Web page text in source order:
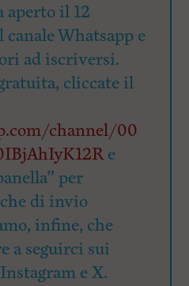
il 12
Whatsapp e
ad iscriversi.
cliccate il
channel/00
e
per
di invio
infine, che
a seguirci sui
e X.